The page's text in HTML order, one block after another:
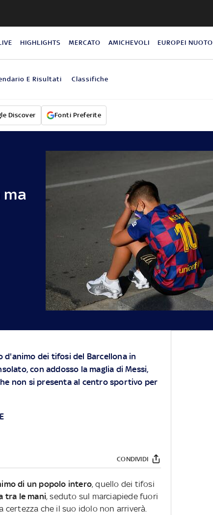
HIGHLIGHTS MERCATO AMICHEVOLI EUROPEI NUOTO
E Risultati Classifiche
Discover Fonti Preferite
d'animo dei tifosi del Barcellona in
con addosso la maglia di Messi,
non si presenta al centro sportivo per
CONDIVIDI
di un popolo intero, quello dei tifosi
tra le mani, seduto sul marciapiede fuori
certezza che il suo idolo non arriverà.